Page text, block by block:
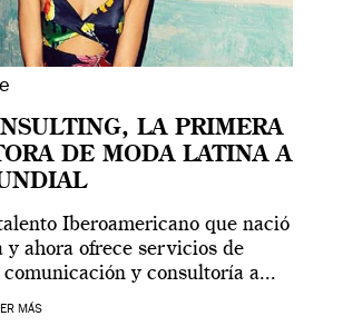
LA PRIMERA
DE MODA LATINA A
Iberoamericano que nació
y ahora ofrece servicios de
y consultoría a...
MÁS